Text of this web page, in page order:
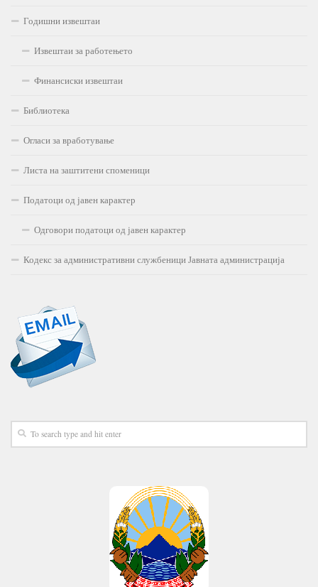
Годишни извештаи
Извештаи за работењето
Финансиски извештаи
Библиотека
Огласи за вработување
Листа на заштитени споменици
Податоци од јавен карактер
Одговори податоци од јавен карактер
Кодекс за административни службеници Јавната администрација